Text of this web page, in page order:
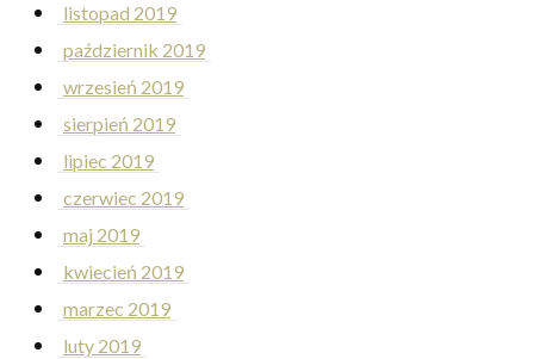
listopad 2019
październik 2019
wrzesień 2019
sierpień 2019
lipiec 2019
czerwiec 2019
maj 2019
kwiecień 2019
marzec 2019
luty 2019